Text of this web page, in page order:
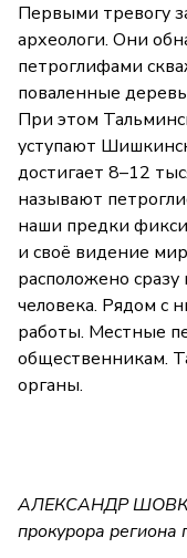
Первыми тревогу
археологи. Они
петроглифами
поваленные
При этом
уступают
достигает 8–12
называют
наши предки
и своё видение
расположено сразу
человека. Рядом с
работы. Местные
общественникам.
органы.
АЛЕКСАНДР
прокурора